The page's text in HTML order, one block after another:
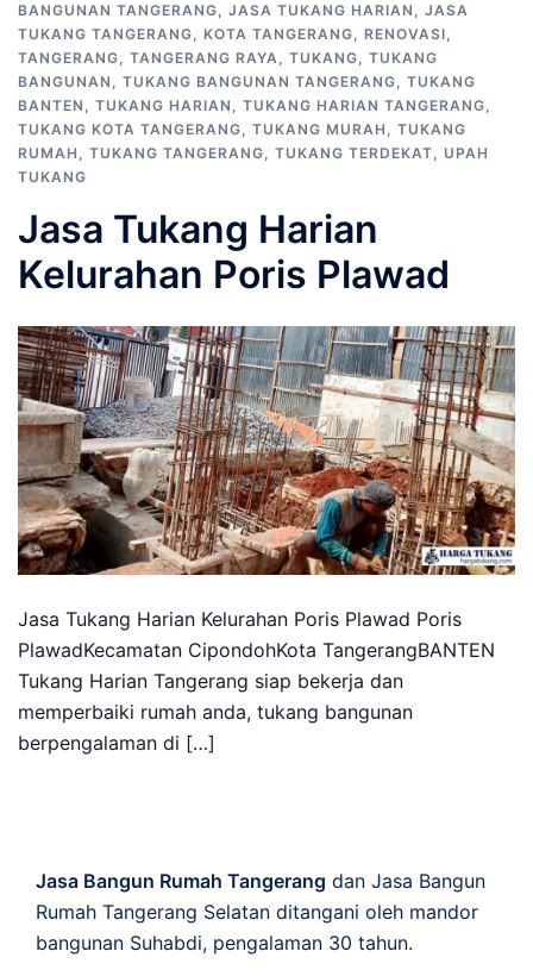
BANGUNAN TANGERANG, JASA TUKANG HARIAN , JASA
TUKANG TANGERANG, KOTA TANGERANG, RENOVASI,
TANGERANG, TANGERANG RAYA, TUKANG, TUKANG
BANGUNAN , TUKANG BANGUNAN TANGERANG, TUKANG
BANTEN , TUKANG HARIAN , TUKANG HARIAN TANGERANG,
TUKANG KOTA TANGERANG, TUKANG MURAH , TUKANG
RUMAH , TUKANG TANGERANG, TUKANG TERDEKAT, UPAH
TUKANG
Jasa Tukang Harian
Kelurahan Poris Plawad
Jasa Tukang Harian Kelurahan Poris Plawad Poris
PlawadKecamatan CipondohKota TangerangBANTEN
Tukang Harian Tangerang siap bekerja dan
memperbaiki rumah anda, tukang bangunan
berpengalaman di […]
Jasa Bangun Rumah Tangerang dan Jasa Bangun
Rumah Tangerang Selatan ditangani oleh mandor
bangunan Suhabdi, pengalaman 30 tahun.